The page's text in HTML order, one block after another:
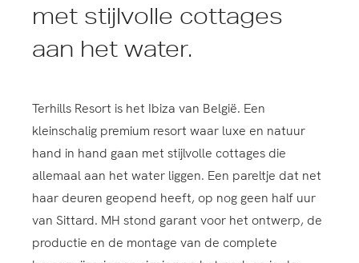
met stijlvolle cottages
aan het water.
Terhills Resort is het Ibiza van België. Een
kleinschalig premium resort waar luxe en natuur
hand in hand gaan met stijlvolle cottages die
allemaal aan het water liggen. Een pareltje dat net
haar deuren geopend heeft, op nog geen half uur
van Sittard. MH stond garant voor het ontwerp, de
productie en de montage van de complete